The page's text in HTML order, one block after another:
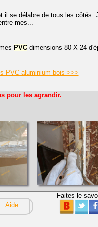
il se délabre de tous les côtés.
mes...
PVC dimensions 80 X 24
PVC aluminium bois >>>
pour les agrandir.
Aide
Faites le